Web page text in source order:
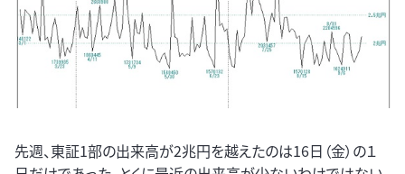
先週、東証1部の出来高が2兆円を越えたのは16日（金）の１